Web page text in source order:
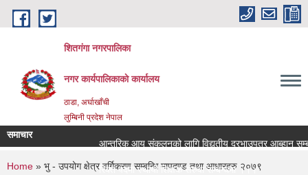
Skip to main content
शितगंगा नगरपालिका
नगर कार्यपालिकाकाे कार्यालय
ठाडा, अर्घाखाँची
लुम्बिनी प्रदेश नेपाल
समाचार
आन्तरिक आय संकलनको लागि विद्युतीय दरभाउपत्र आब्हान
रिक्त पदमा स्थायी शिक्षक सरुवा सम्बन्धमा ।।।
You are here
Home » भु - उपयोग क्षेत्र वर्गिकरण सम्बन्धि मापदण्ड तथा आधारहरु २०७९